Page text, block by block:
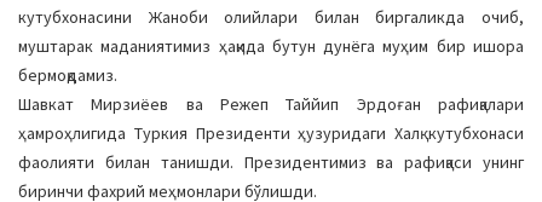
кутубхонасини Жаноби олийлари билан биргаликда очиб,
муштарак маданиятимиз ҳақида бутун дунёга муҳим бир ишора
бермоқдамиз.
Шавкат Мирзиёев ва Режеп Таййип Эрдоған рафиқалари
ҳамроҳлигида Туркия Президенти ҳузуридаги Халқ кутубхонаси
фаолияти билан танишди. Президентимиз ва рафиқаси унинг
биринчи фахрий меҳмонлари бўлишди.